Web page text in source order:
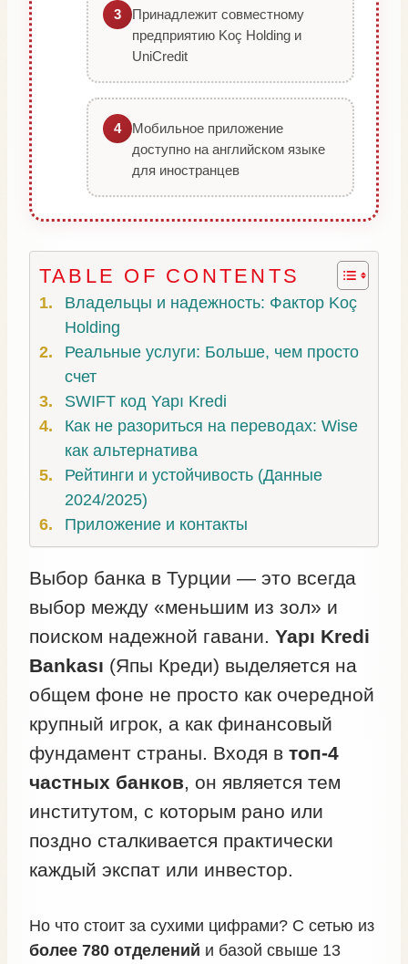
3
Принадлежит совместному
предприятию Koç Holding и
UniCredit
4
Мобильное приложение
доступно на английском языке
для иностранцев
TABLE OF CONTENTS
Владельцы и надежность: Фактор Koç
Holding
Реальные услуги: Больше, чем просто
счет
SWIFT код Yapı Kredi
Как не разориться на переводах: Wise
как альтернатива
Рейтинги и устойчивость (Данные
2024/2025)
Приложение и контакты
Выбор банка в Турции — это всегда
выбор между «меньшим из зол» и
поиском надежной гавани. Yapı Kredi
Bankası (Япы Креди) выделяется на
общем фоне не просто как очередной
крупный игрок, а как финансовый
фундамент страны. Входя в топ-4
частных банков, он является тем
институтом, с которым рано или
поздно сталкивается практически
каждый экспат или инвестор.
Но что стоит за сухими цифрами? С сетью из
более 780 отделений и базой свыше 13